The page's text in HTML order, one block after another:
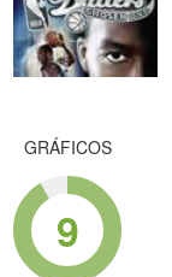
GRÁFICOS
9